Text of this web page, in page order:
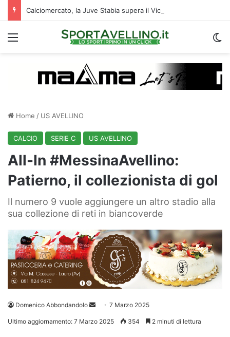
Menu
Home / US AVELLINO
CALCIO SERIE C US AVELLINO
All-In #MessinaAvellino:
Patierno, il collezionista di gol
Il numero 9 vuole aggiungere un altro stadio alla
sua collezione di reti in biancoverde
Domenico Abbondandolo
Invia 7 Marzo 2025
Ultimo aggiornamento: 7 Marzo 2025 354 2 minuti di lettura